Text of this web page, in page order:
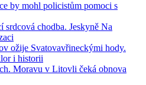
by mohl policistům pomoci s
chodba. Jeskyně Na
ožije Svatovavřineckými hody.
i historii
Moravu v Litovli čeká obnova